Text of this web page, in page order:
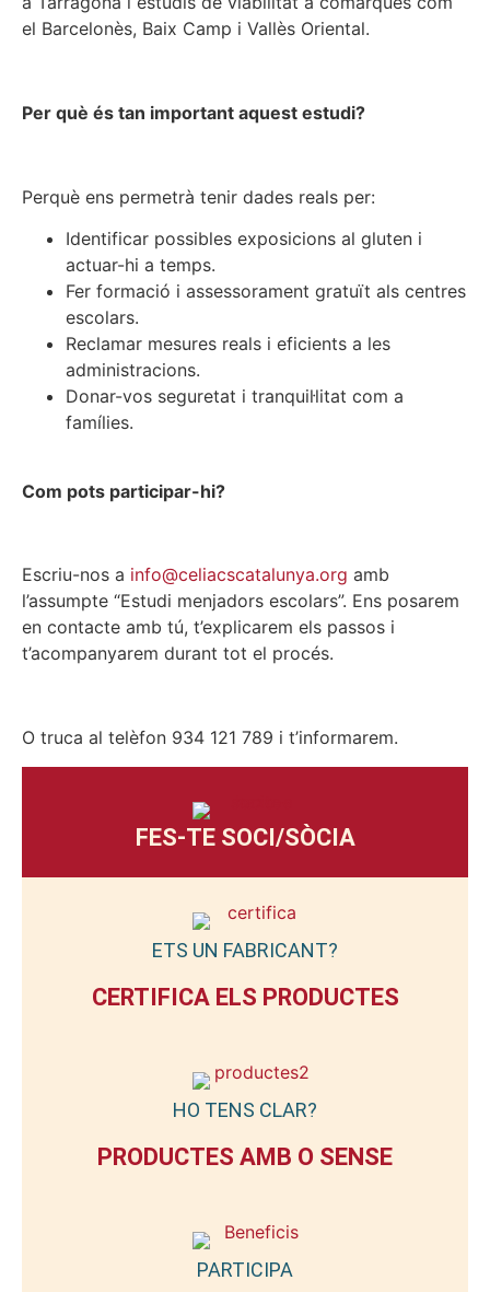
el Barcelonès, Baix Camp i Vallès Oriental.
Per què és tan important aquest estudi?
Perquè ens permetrà tenir dades reals per:
Identificar possibles exposicions al gluten i
actuar-hi a temps.
Fer formació i assessorament gratuït als centres
escolars.
Reclamar mesures reals i eficients a les
administracions.
Donar-vos seguretat i tranquil·litat com a
famílies.
Com pots participar-hi?
Escriu-nos a info@celiacscatalunya.org amb
l’assumpte “Estudi menjadors escolars”. Ens posarem
en contacte amb tú, t’explicarem els passos i
t’acompanyarem durant tot el procés.
O truca al telèfon 934 121 789 i t’informarem.
FES-TE SOCI/SÒCIA
ETS UN FABRICANT?
CERTIFICA ELS PRODUCTES
HO TENS CLAR?
PRODUCTES AMB O SENSE
PARTICIPA